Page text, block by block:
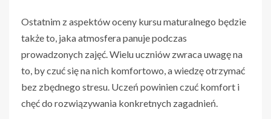
Ostatnim z aspektów oceny kursu maturalnego będzie
także to, jaka atmosfera panuje podczas
prowadzonych zajęć. Wielu uczniów zwraca uwagę na
to, by czuć się na nich komfortowo, a wiedzę otrzymać
bez zbędnego stresu. Uczeń powinien czuć komfort i
chęć do rozwiązywania konkretnych zagadnień.